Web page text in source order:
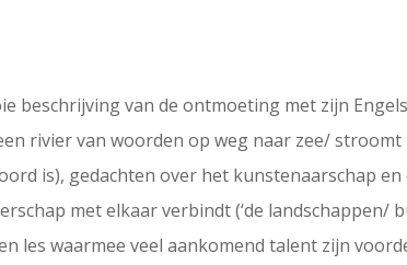
beschrijving van de ontmoeting met zijn
rivier van woorden op weg naar zee/
is), gedachten over het kunstenaarschap
met elkaar verbindt (‘de landschappen/
les waarmee veel aankomend talent zijn